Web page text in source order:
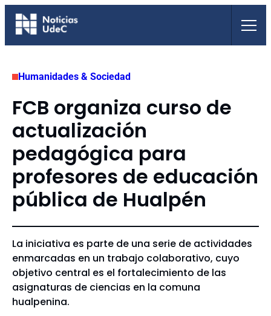
Saltar
Humanidades & Sociedad
FCB organiza curso de
actualización
pedagógica para
profesores de educación
pública de Hualpén
La iniciativa es parte de una serie de actividades
enmarcadas en un trabajo colaborativo, cuyo
objetivo central es el fortalecimiento de las
asignaturas de ciencias en la comuna
hualpenina.